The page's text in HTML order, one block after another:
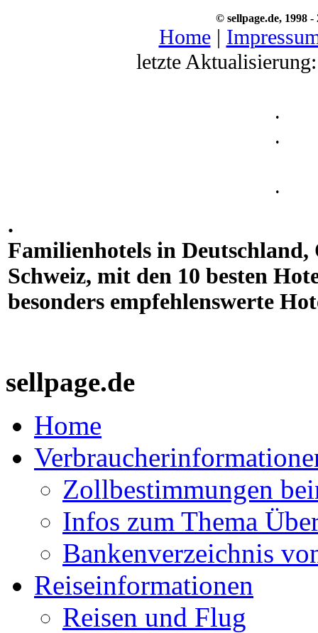
© sellpage.de, 1998 -
Home|
letzte
.
.
.
.
Familienhotels in
Schweiz, mit den 10 besten
besonders empfehlenswerte
sellpage.de
Home
Zollbestimmungen
Infos zum Thema
Bankenverzeichnis
Reiseinformationen
Reisen und Flug